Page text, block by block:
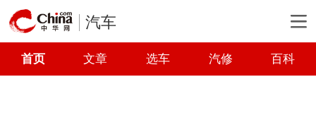
汽车
首页 文章 选车 汽修 百科